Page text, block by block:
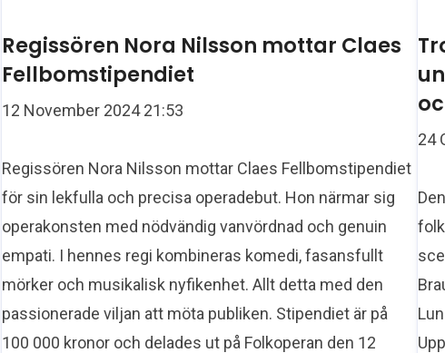
Regissören Nora Nilsson mottar Claes
Fellbomstipendiet
12 November 2024 21:53
Regissören Nora Nilsson mottar Claes Fellbomstipendiet
för sin lekfulla och precisa operadebut. Hon närmar sig
operakonsten med nödvändig vanvördnad och genuin
empati. I hennes regi kombineras komedi, fasansfullt
mörker och musikalisk nyfikenhet. Allt detta med den
passionerade viljan att möta publiken. Stipendiet är på
100 000 kronor och delades ut på Folkoperan den 12
24